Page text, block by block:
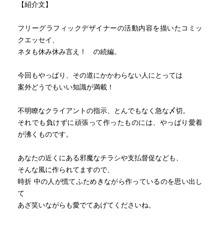
【紹介文】
フリーグラフィックデザイナーの活動内容を描いたコミッ
クエッセイ、
ネタも休み休み言え！ の続編。
今回もやっぱり、その道にかかわらない人にとっては
案外どうでもいい知識が満載！
不明瞭なクライアントの指示、とんでもなく急な〆切。
それでも負けずに頑張って作ったものには、やっぱり愛着
が沸くものです。
あなたの近くにある邪魔なチラシや支払督促なども、
そんな風に作られてますので、
時折 中の人が慌てふためきながら作っているのを思い出し
て
あざ笑いながらも愛でてあげてくださいね。